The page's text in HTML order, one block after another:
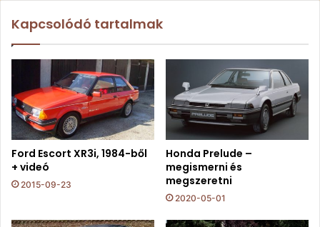
Kapcsolódó tartalmak
Ford Escort XR3i, 1984-ből
+ videó
2015-09-23
Honda Prelude –
megismerni és
megszeretni
2020-05-01